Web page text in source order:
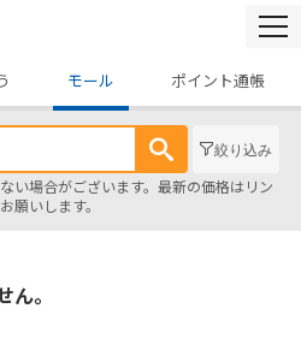
モール ポイント通帳
絞り込み
い場合がございます。最新の価格はリン
願いします。
ん。